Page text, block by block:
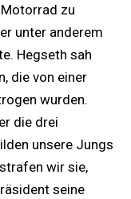
zu
unter anderem
Hegseth sah
die von einer
wurden.
die drei
unsere Jungs
wir sie,
seine